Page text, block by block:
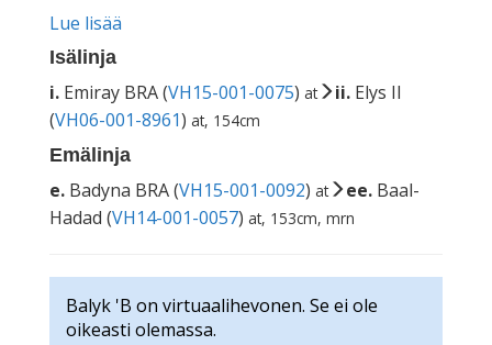
Lue lisää
Isälinja
i. Emiray BRA (VH15-001-0075) at ii. Elys II
(VH06-001-8961) at, 154cm
Emälinja
e. Badyna BRA (VH15-001-0092) at ee. Baal-
Hadad (VH14-001-0057) at, 153cm, mrn
Balyk 'B on virtuaalihevonen. Se ei ole
oikeasti olemassa.